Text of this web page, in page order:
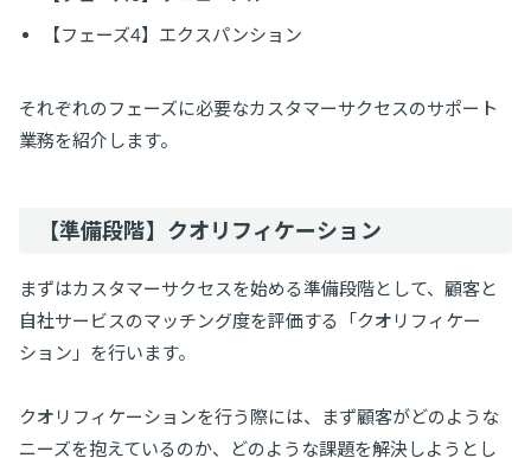
【フェーズ4】エクスパンション
それぞれのフェーズに必要なカスタマーサクセスのサポート
業務を紹介します。
【準備段階】クオリフィケーション
まずはカスタマーサクセスを始める準備段階として、顧客と
自社サービスのマッチング度を評価する「クオリフィケー
ション」を行います。
クオリフィケーションを行う際には、まず顧客がどのような
ニーズを抱えているのか、どのような課題を解決しようとし